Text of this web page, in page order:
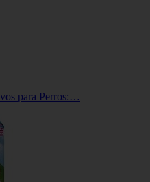
para Perros:…